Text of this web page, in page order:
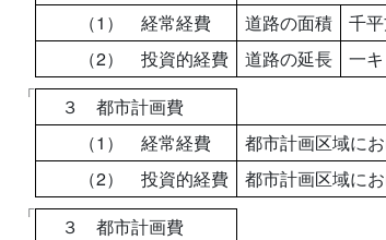
（1） 経常経費
道路の面積 千
（2） 投資的経費
道路の延長 一
「
３ 都市計画費
（1） 経常経費
都市計画区域に
（2） 投資的経費
都市計画区域に
「
３ 都市計画費